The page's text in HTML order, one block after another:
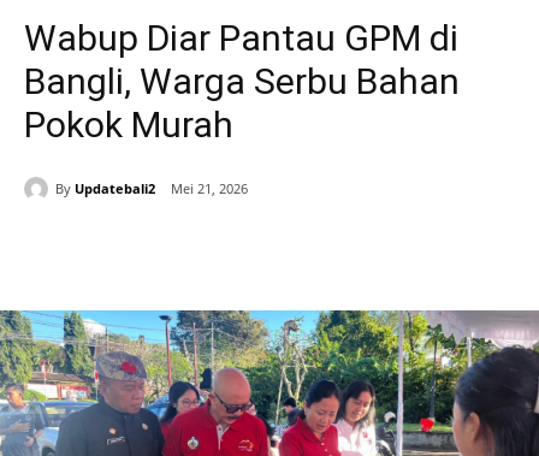
Wabup Diar Pantau GPM di
Bangli, Warga Serbu Bahan
Pokok Murah
By Updatebali2 Mei 21, 2026